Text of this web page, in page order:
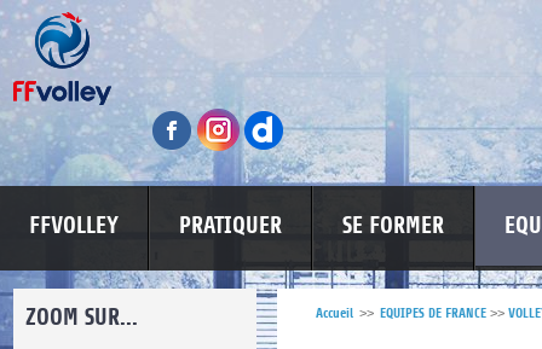
FFVOLLEY PRATIQUER SE FORMER
ZOOM SUR... Accueil >> EQUIPES DE FRANCE >>